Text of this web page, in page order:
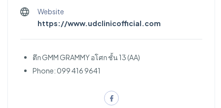
Website
https://www.udclinicofficial.com
ตึก GMM GRAMMY อโศก ชั้น 13 (AA)
Phone: 099 416 9641